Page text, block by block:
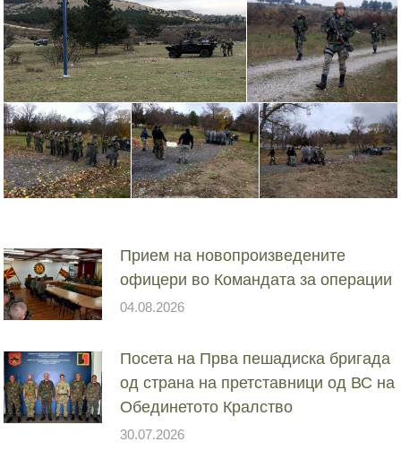
Прием на новопроизведените
офицери во Командата за операции
04.08.2026
Посета на Прва пешадиска бригада
од страна на претставници од ВС на
Обединетото Кралство
30.07.2026